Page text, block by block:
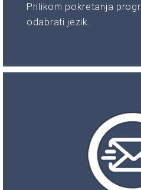
Prilikom pokretanja
odabrati jezik.